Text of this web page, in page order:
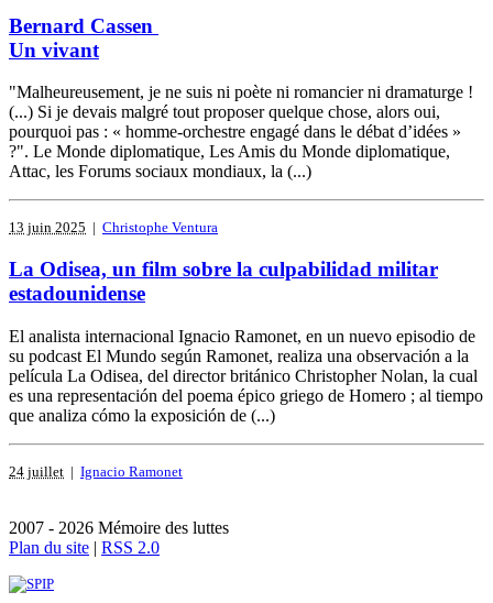
Bernard Cassen
Un vivant
"Malheureusement, je ne suis ni poète ni romancier ni dramaturge !
(...) Si je devais malgré tout proposer quelque chose, alors oui,
pourquoi pas : « homme-orchestre engagé dans le débat d’idées »
?". Le Monde diplomatique, Les Amis du Monde diplomatique,
Attac, les Forums sociaux mondiaux, la (...)
13 juin 2025 | Christophe Ventura
La Odisea, un film sobre la culpabilidad militar
estadounidense
El analista internacional Ignacio Ramonet, en un nuevo episodio de
su podcast El Mundo según Ramonet, realiza una observación a la
película La Odisea, del director británico Christopher Nolan, la cual
es una representación del poema épico griego de Homero ; al tiempo
que analiza cómo la exposición de (...)
24 juillet | Ignacio Ramonet
2007 - 2026 Mémoire des luttes
Plan du site | RSS 2.0